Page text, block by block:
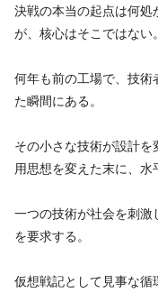
決戦の本当の起点は何
が、核心はそこではない。
何年も前の工場で、技
た瞬間にある。
その小さな技術が設計
用思想を変えた末に、水
一つの技術が社会を刺
を要求する。
仮想戦記として見事な